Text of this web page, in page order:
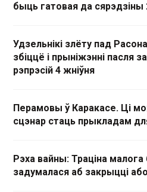
быць гатовая да сярэдзіны
Удзельнікі злёту пад
збіццё і прыніжэнні пасля
рэпрэсій 4 жніўня
Перамовы ў Каракасе. Ці
сцэнар стаць прыкладам
Рэха вайны: Траціна малога
задумалася аб закрыцці